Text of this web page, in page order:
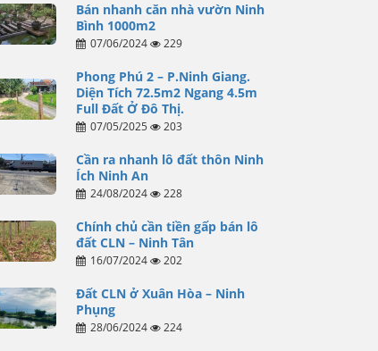
Bán nhanh căn nhà vườn Ninh
Bình 1000m2
07/06/2024 229
Phong Phú 2 – P.Ninh Giang.
Diện Tích 72.5m2 Ngang 4.5m
Full Đất Ở Đô Thị.
07/05/2025 203
Cần ra nhanh lô đất thôn Ninh
Ích Ninh An
24/08/2024 228
Chính chủ cần tiền gấp bán lô
đất CLN – Ninh Tân
16/07/2024 202
Đất CLN ở Xuân Hòa – Ninh
Phụng
28/06/2024 224